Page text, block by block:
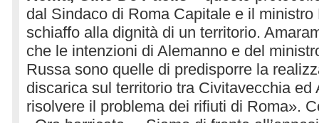
dal Sindaco di Roma Capitale e il ministro
schiaffo alla dignità di un territorio.
che le intenzioni di Alemanno e del
Russa sono quelle di predisporre la
discarica sul territorio tra Civitavecchia ed
risolvere il problema dei rifiuti di Roma».